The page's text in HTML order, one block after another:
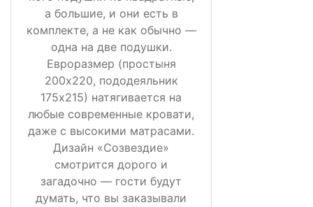
а большие, и они есть в
комплекте, а не как обычно —
одна на две подушки.
Евроразмер (простыня
200х220, пододеяльник
175х215) натягивается на
любые современные кровати,
даже с высокими матрасами.
Дизайн «Созвездие»
смотрится дорого и
загадочно — гости будут
думать, что вы заказывали